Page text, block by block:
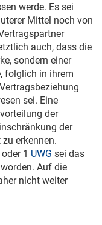
werde. Es sei
Mittel noch von
auch, dass die
sondern einer
folglich in ihrem
sei. Eine
der
der
erkennen.
oder 1 UWG sei das
Auf die
nicht weiter